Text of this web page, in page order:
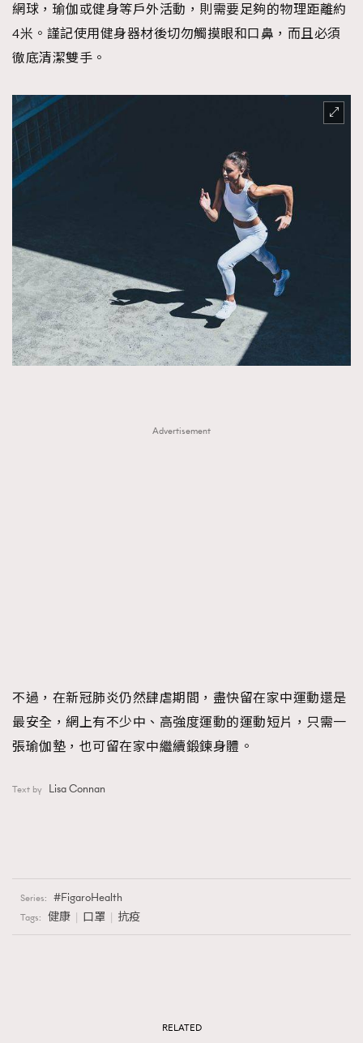
網球，瑜伽或健身等戶外活動，則需要足夠的物理距離約
4米。謹記使用健身器材後切勿觸摸眼和口鼻，而且必須
徹底清潔雙手。
Advertisement
不過，在新冠肺炎仍然肆虐期間，盡快留在家中運動還是
最安全，網上有不少中、高強度運動的運動短片，只需一
張瑜伽墊，也可留在家中繼續鍛鍊身體。
Text by Lisa Connan
Series: FigaroHealth
Tags: 健康 口罩 抗疫
RELATED